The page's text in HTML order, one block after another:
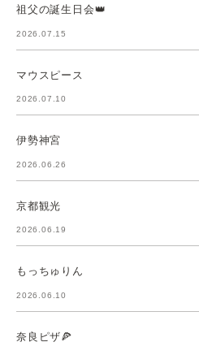
祖父の誕生日会👑
2026.07.15
マウスピース
2026.07.10
伊勢神宮
2026.06.26
京都観光
2026.06.19
もっちゅりん
2026.06.10
奈良ピザ🍕